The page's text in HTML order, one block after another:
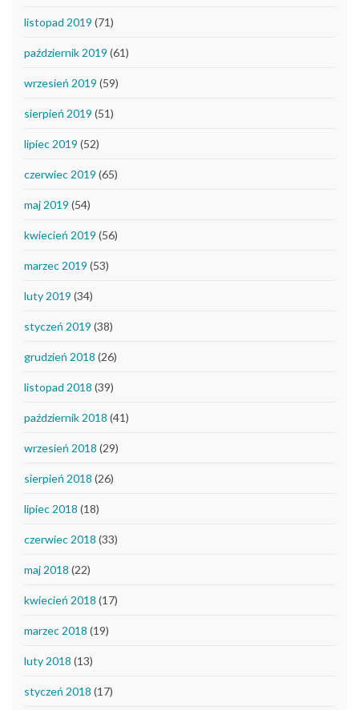
listopad 2019 (71)
październik 2019 (61)
wrzesień 2019 (59)
sierpień 2019 (51)
lipiec 2019 (52)
czerwiec 2019 (65)
maj 2019 (54)
kwiecień 2019 (56)
marzec 2019 (53)
luty 2019 (34)
styczeń 2019 (38)
grudzień 2018 (26)
listopad 2018 (39)
październik 2018 (41)
wrzesień 2018 (29)
sierpień 2018 (26)
lipiec 2018 (18)
czerwiec 2018 (33)
maj 2018 (22)
kwiecień 2018 (17)
marzec 2018 (19)
luty 2018 (13)
styczeń 2018 (17)